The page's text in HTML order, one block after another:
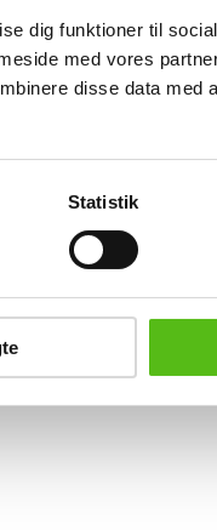
dig funktioner til
med vores
disse data med
Statistik
i din email.